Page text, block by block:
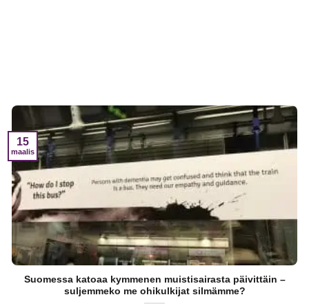
Suomessa katoaa kymmenen muistisairasta päivittäin –
suljemmeko me ohikulkijat silmämme?
15
maalis